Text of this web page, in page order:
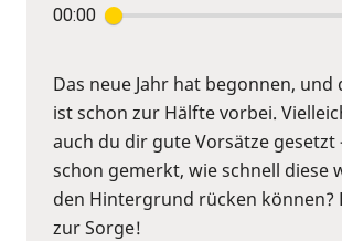
00:00
Das neue Jahr hat begonnen, und
ist schon zur Hälfte vorbei.
auch du dir gute Vorsätze gesetzt
schon gemerkt, wie schnell diese
den Hintergrund rücken können?
zur Sorge!